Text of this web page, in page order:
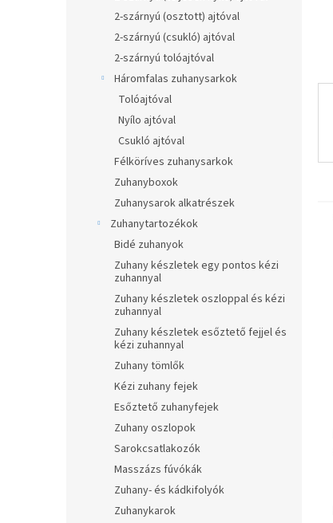
2-szárnyú (osztott) ajtóval
2-szárnyú (csukló) ajtóval
2-szárnyú tolóajtóval
Háromfalas zuhanysarkok
Tolóajtóval
Nyílo ajtóval
Csukló ajtóval
Félköríves zuhanysarkok
Zuhanyboxok
Zuhanysarok alkatrészek
Zuhanytartozékok
Bidé zuhanyok
Zuhany készletek egy pontos kézi
zuhannyal
Zuhany készletek oszloppal és kézi
zuhannyal
Zuhany készletek esőztető fejjel és
kézi zuhannyal
Zuhany tömlők
Kézi zuhany fejek
Esőztető zuhanyfejek
Zuhany oszlopok
Sarokcsatlakozók
Masszázs fúvókák
Zuhany- és kádkifolyók
Zuhanykarok